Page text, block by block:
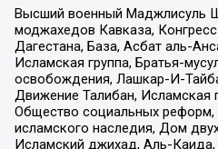
Высший военный Маджлисуль
моджахедов Кавказа,
Дагестана, База, Асбат аль-
Исламская группа, Братья-
освобождения, Лашкар-И-
Движение Талибан, Исламская
Общество социальных
исламского наследия, Дом
Исламский джихад, Аль-